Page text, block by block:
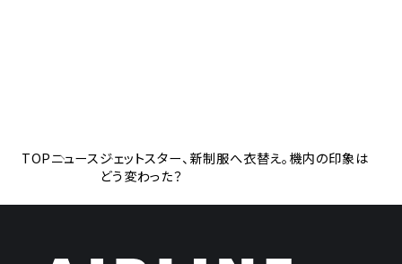
TOPニュースジェットスター、新制服へ衣替え。機内の印象は
どう変わった？